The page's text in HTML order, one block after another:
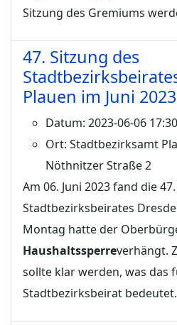
Sitzung des Gremiums
47. Sitzung des
Plauen im Juni 2023
Datum: 2023-06-06 17:30
Ort: Stadtbezirksamt
Nöthnitzer Straße 2
Am 06. Juni 2023 fand die
Stadtbezirksbeirates
Montag hatte der
Haushaltssperreverhängt.
sollte klar werden, was das
Stadtbezirksbeirat bedeutet.